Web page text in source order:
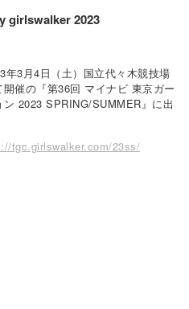
girlswalker 2023
年3月4日（土）国立代々木競技場
催の『第36回 マイナビ 東京ガー
ン 2023 SPRING/SUMMER』に出
tgc.girlswalker.com/23ss/